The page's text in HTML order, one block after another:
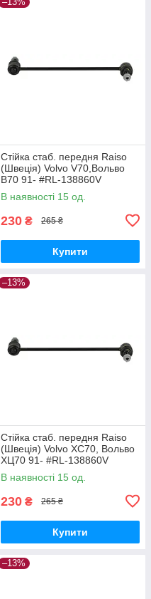
Стійка стаб. передня Raiso
(Швеція) Volvo V70,Вольво
В70 91- #RL-138860V
UAPVVRP17
В наявності 15 од.
230 ₴ 265 ₴
Купити
–13%
Стійка стаб. передня Raiso
(Швеція) Volvo XC70, Вольво
ХЦ70 91- #RL-138860V
UAPVVRP17
В наявності 15 од.
230 ₴ 265 ₴
Купити
–13%